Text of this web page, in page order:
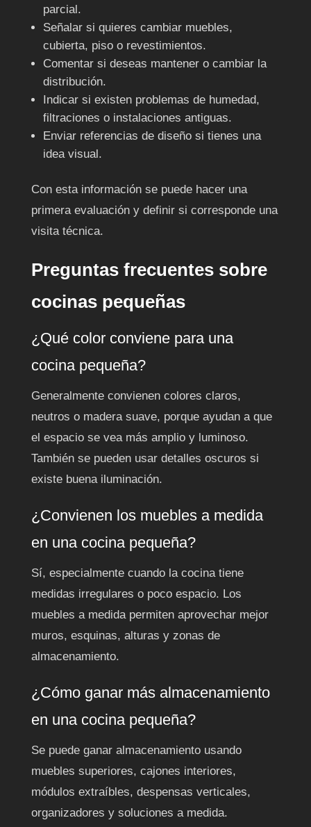
parcial.
Señalar si quieres cambiar muebles,
cubierta, piso o revestimientos.
Comentar si deseas mantener o cambiar la
distribución.
Indicar si existen problemas de humedad,
filtraciones o instalaciones antiguas.
Enviar referencias de diseño si tienes una
idea visual.
Con esta información se puede hacer una
primera evaluación y definir si corresponde una
visita técnica.
Preguntas frecuentes sobre
cocinas pequeñas
¿Qué color conviene para una
cocina pequeña?
Generalmente convienen colores claros,
neutros o madera suave, porque ayudan a que
el espacio se vea más amplio y luminoso.
También se pueden usar detalles oscuros si
existe buena iluminación.
¿Convienen los muebles a medida
en una cocina pequeña?
Sí, especialmente cuando la cocina tiene
medidas irregulares o poco espacio. Los
muebles a medida permiten aprovechar mejor
muros, esquinas, alturas y zonas de
almacenamiento.
¿Cómo ganar más almacenamiento
en una cocina pequeña?
Se puede ganar almacenamiento usando
muebles superiores, cajones interiores,
módulos extraíbles, despensas verticales,
organizadores y soluciones a medida.